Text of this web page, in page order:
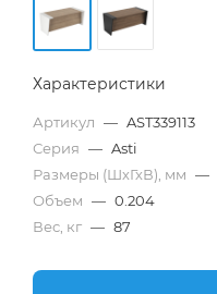
Характеристики
Артикул — AST339113
Серия — Asti
Размеры (ШхГхВ), мм —
Объем — 0.204
Вес, кг — 87